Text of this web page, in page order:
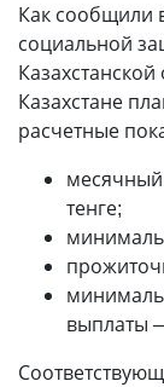
Как сообщили
социальной
Казахстане
расчетные
тенге;
выплаты